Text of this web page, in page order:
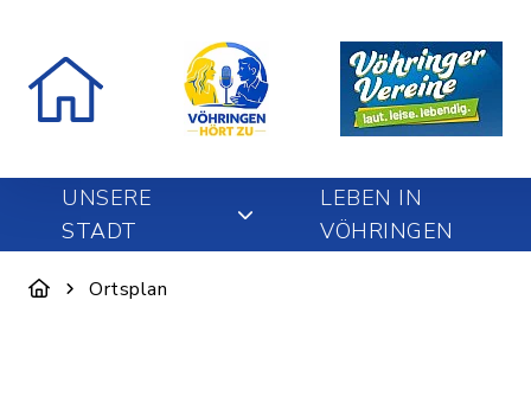
UNSERE
STADT
LEBEN IN
VÖHRINGEN
Ortsplan